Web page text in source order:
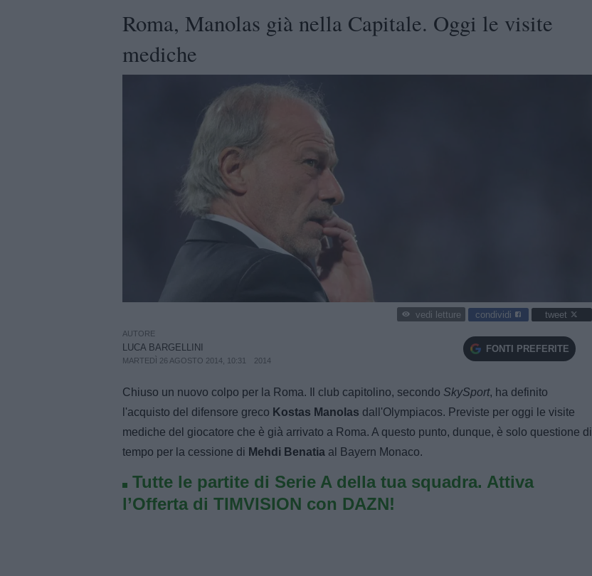
Roma, Manolas già nella Capitale. Oggi le visite
mediche
vedi letture condividi tweet
AUTORE
LUCA BARGELLINI
MARTEDÌ 26 AGOSTO 2014, 10:31 2014
FONTI PREFERITE
Chiuso un nuovo colpo per la Roma. Il club capitolino, secondo SkySport, ha definito
l'acquisto del difensore greco Kostas Manolas dall'Olympiacos. Previste per oggi le visite
mediche del giocatore che è già arrivato a Roma. A questo punto, dunque, è solo questione di
tempo per la cessione di Mehdi Benatia al Bayern Monaco.
Tutte le partite di Serie A della tua squadra. Attiva
l’Offerta di TIMVISION con DAZN!